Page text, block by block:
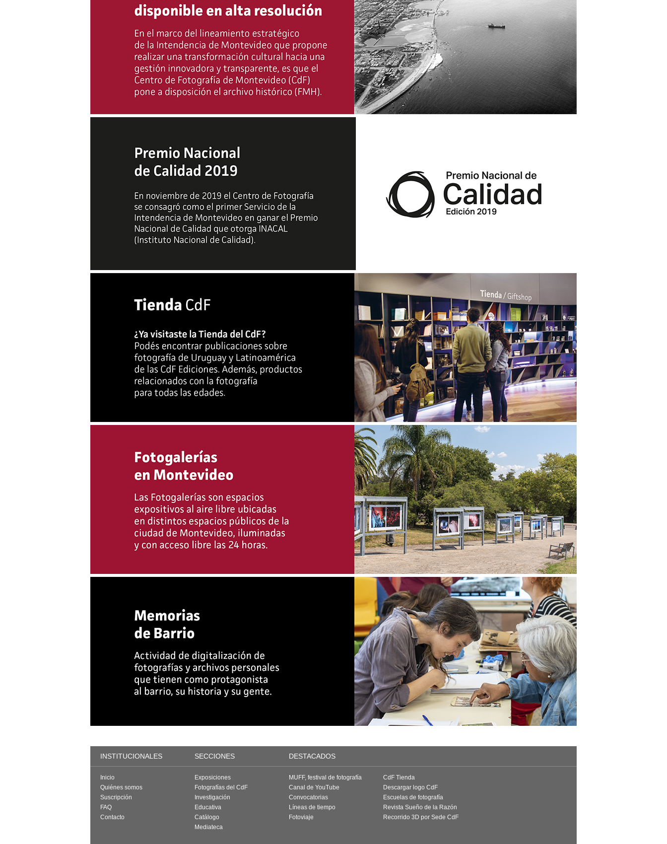
INSTITUCIONALES SECCIONES DESTACADOS
Inicio
Quiénes somos
Suscripción
FAQ
Contacto
Exposiciones
Fotografías del CdF
Investigación
Educativa
Catálogo
Mediateca
MUFF, festival de fotografía
Canal de YouTube
Convocatorias
Líneas de tiempo
Fotoviaje
CdF Tienda
Descargar logo CdF
Escuelas de fotografía
Revista Sueño de la Razón
Recorrido 3D por Sede CdF